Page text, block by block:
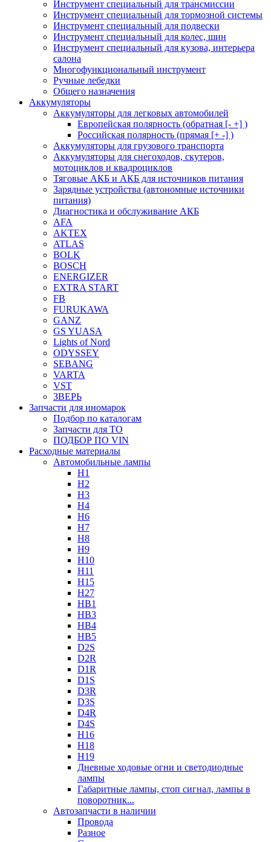
Инструмент специальный для трансмиссии
Инструмент специальный для тормозной системы
Инструмент специальный для подвески
Инструмент специальный для колес, шин
Инструмент специальный для кузова, интерьера
салона
Многофункциональный инструмент
Ручные лебедки
Общего назначения
Аккумуляторы
Аккумуляторы для легковых автомобилей
Европейская полярность (обратная [- +] )
Российская полярность (прямая [+ -] )
Аккумуляторы для грузового транспорта
Аккумуляторы для снегоходов, скутеров,
мотоциклов и квадроциклов
Тяговые АКБ и АКБ для источников питания
Зарядные устройства (автономные источники
питания)
Диагностика и обслуживание АКБ
AFA
AKTEX
ATLAS
BOLK
BOSCH
ENERGIZER
EXTRA START
FB
FURUKAWA
GANZ
GS YUASA
Lights of Nord
ODYSSEY
SEBANG
VARTA
VST
ЗВЕРЬ
Запчасти для иномарок
Подбор по каталогам
Запчасти для ТО
ПОДБОР ПО VIN
Расходные материалы
Автомобильные лампы
H1
H2
H3
H4
H6
H7
H8
H9
H10
H11
H15
H27
HB1
HB3
HB4
HB5
D2S
D2R
D1R
D1S
D3R
D3S
D4R
D4S
H16
H18
H19
Дневные ходовые огни и светодиодные
лампы
Габаритные лампы, стоп сигнал, лампы в
поворотник...
Автозапчасти в наличии
Провода
Разное